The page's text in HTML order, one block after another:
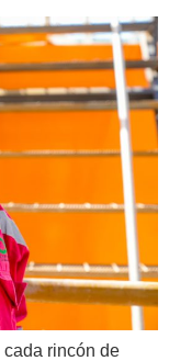
rincón de